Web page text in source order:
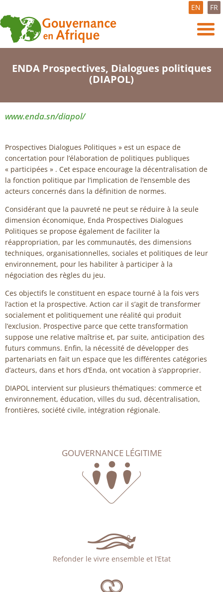
EN FR
ENDA Prospectives, Dialogues politiques
(DIAPOL)
www.enda.sn/diapol/
Prospectives Dialogues Politiques » est un espace de
concertation pour l’élaboration de politiques publiques
« participées » . Cet espace encourage la décentralisation de
la fonction politique par l’implication de l’ensemble des
acteurs concernés dans la définition de normes.
Considérant que la pauvreté ne peut se réduire à la seule
dimension économique, Enda Prospectives Dialogues
Politiques se propose également de faciliter la
réappropriation, par les communautés, des dimensions
techniques, organisationnelles, sociales et politiques de leur
environnement, pour les habiliter à participer à la
négociation des règles du jeu.
Ces objectifs le constituent en espace tourné à la fois vers
l’action et la prospective. Action car il s’agit de transformer
socialement et politiquement une réalité qui produit
l’exclusion. Prospective parce que cette transformation
suppose une relative maîtrise et, par suite, anticipation des
futurs communs. Enfin, la nécessité de développer des
partenariats en fait un espace que les différentes catégories
d’acteurs, dans et hors d’Enda, ont vocation à s’approprier.
DIAPOL intervient sur plusieurs thématiques: commerce et
environnement, éducation, villes du sud, décentralisation,
frontières, société civile, intégration régionale.
GOUVERNANCE LÉGITIME
Refonder le vivre ensemble et l’Etat